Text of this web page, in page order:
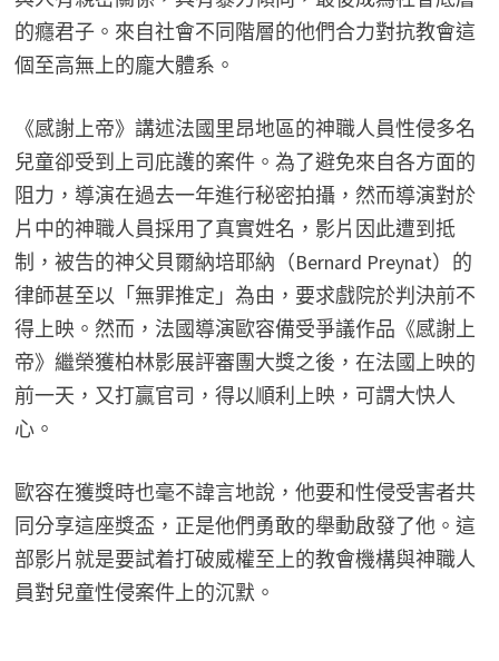
的癮君子。來自社會不同階層的他們合力對抗教會這
個至高無上的龐大體系。
《感謝上帝》講述法國里昂地區的神職人員性侵多名
兒童卻受到上司庇護的案件。為了避免來自各方面的
阻力，導演在過去一年進行秘密拍攝，然而導演對於
片中的神職人員採用了真實姓名，影片因此遭到抵
制，被告的神父貝爾納培耶納（Bernard Preynat）的
律師甚至以「無罪推定」為由，要求戲院於判決前不
得上映。然而，法國導演歐容備受爭議作品《感謝上
帝》繼榮獲柏林影展評審團大獎之後，在法國上映的
前一天，又打贏官司，得以順利上映，可謂大快人
心。
歐容在獲獎時也毫不諱言地說，他要和性侵受害者共
同分享這座獎盃，正是他們勇敢的舉動啟發了他。這
部影片就是要試着打破威權至上的教會機構與神職人
員對兒童性侵案件上的沉默。